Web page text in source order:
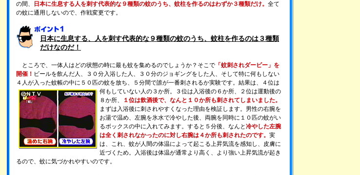
の間、
日本に生息する人を刺す代表的な９種類の蚊のうち、蚊柱を作るのはわずか３種類だけ。 全て
の蚊に通用しないので、作戦変更です。
日本に生息する、人を刺す代表的な９種類の蚊のうち、蚊柱を作るのは３種類
だけなのだ！
ところで、一体人はどの状態の時に最も蚊を集めるのでしょうか？そこで 「蚊刺されダービー」を
開催！ ビールを飲んだ人、３０分入浴した人、３０分のジョギングをした人、そして特に何もしない
４人が入った蚊帳の中に５０匹の蚊を放ち、５分間で誰が一番刺されるか実験です。 結果は、４位は
何もしていない人の３か所。３位は入浴後の６か所、２位は運動後の
８か所、
１位は飲酒後で、なんと１０か所も刺されてしまいました。
まずは入浴後に刺されやすくなった理由を検証します。男性の右腕を
お湯で温め、左腕を氷水で冷やした後、両腕を同時に１０匹の蚊がい
るボックスの中に入れてみます。すると５分後、なんと冷やした左腕
は全く刺されなかったのに対し右腕は４か所も刺されたのです。 実
は、これ、蚊が人間の体温によって起こる上昇気流を感知し、皮膚に
近づくため。入浴後は体温が通常より高く、より強い上昇気流が起き
るので、蚊に気づかれやすいのです。